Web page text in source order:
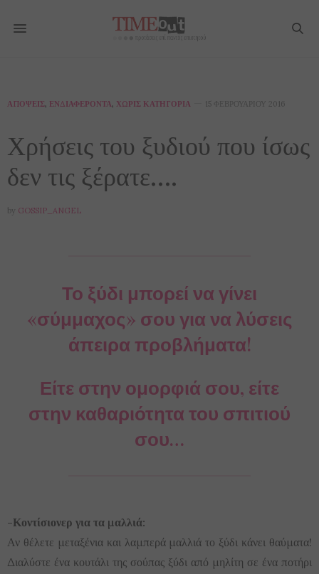
ΑΠΌΨΕΙΣ, ΕΝΔΙΑΦΈΡΟΝΤΑ, ΧΩΡΊΣ ΚΑΤΗΓΟΡΊΑ 15 ΦΕΒΡΟΥΑΡΊΟΥ 2016
Χρήσεις του ξυδιού που ίσως
δεν τις ξέρατε….
by GOSSIP_ANGEL
Το ξύδι μπορεί να γίνει
«σύμμαχος» σου για να λύσεις
άπειρα προβλήματα!
Είτε στην ομορφιά σου, είτε
στην καθαριότητα του σπιτιού
σου…
-Κοντίσιονερ για τα μαλλιά:
Αν θέλετε μεταξένια και λαμπερά μαλλιά το ξύδι κάνει θαύματα!
Διαλύστε ένα κουτάλι της σούπας ξύδι από μηλίτη σε ένα ποτήρι